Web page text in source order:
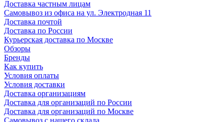
Доставка частным лицам
Самовывоз из офиса на ул. Электродная 11
Доставка почтой
Доставка по России
Курьерская доставка по Москве
Обзоры
Бренды
Как купить
Условия оплаты
Условия доставки
Доставка организациям
Доставка для организаций по России
Доставка для организаций по Москве
Самовывоз с нашего склада